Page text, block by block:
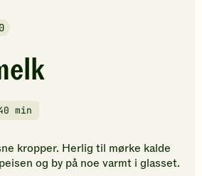
0
min
kropper. Herlig til mørke kalde
og by på noe varmt i glasset.